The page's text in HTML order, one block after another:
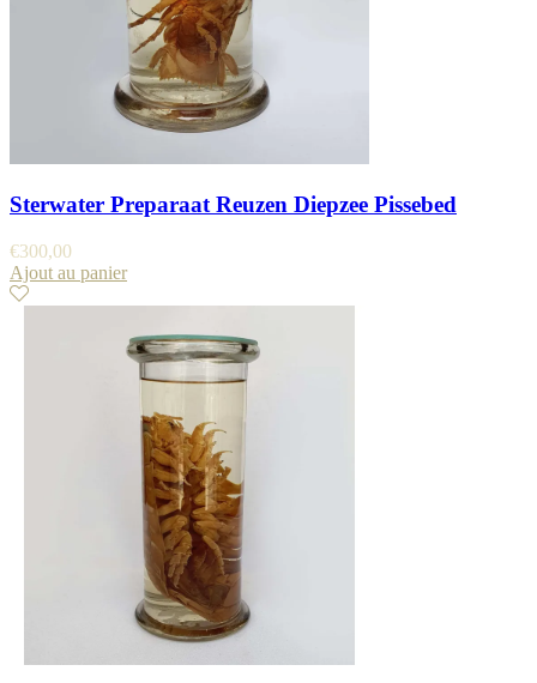
Sterwater Preparaat Reuzen Diepzee Pissebed
€300,00
Ajout au panier